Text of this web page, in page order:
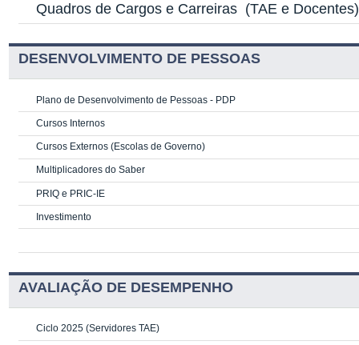
Quadros de Cargos e Carreiras (TAE e Docentes)
DESENVOLVIMENTO DE PESSOAS
Plano de Desenvolvimento de Pessoas - PDP
Cursos Internos
Cursos Externos (Escolas de Governo)
Multiplicadores do Saber
PRIQ e PRIC-IE
Investimento
AVALIAÇÃO DE DESEMPENHO
Ciclo 2025 (Servidores TAE)